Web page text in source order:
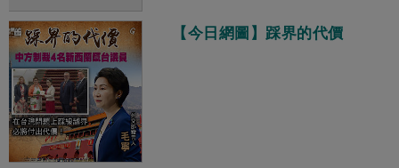
【今日網圖】踩界的代價